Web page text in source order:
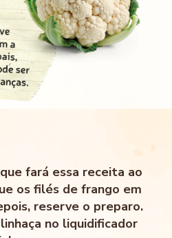
fará essa receita ao
os filés de frango em
reserve o preparo.
no liquidificador